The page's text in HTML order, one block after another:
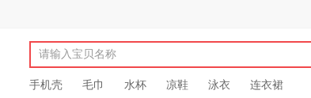
手机壳 毛巾 水杯 凉鞋 泳衣 连衣裙